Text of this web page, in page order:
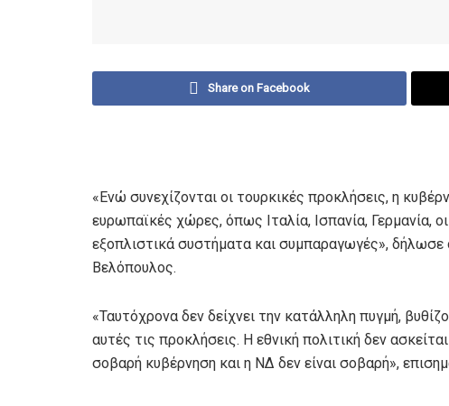
Share on Facebook
«Ενώ συνεχίζονται οι τουρκικές προκλήσεις, η
ευρωπαϊκές χώρες, όπως Ιταλία, Ισπανία, Γερμανία,
εξοπλιστικά συστήματα και συμπαραγωγές»,
Βελόπουλος.
«Ταυτόχρονα δεν δείχνει την κατάλληλη πυγμή,
αυτές τις προκλήσεις. Η εθνική πολιτική δεν
σοβαρή κυβέρνηση και η ΝΔ δεν είναι σοβαρή»,